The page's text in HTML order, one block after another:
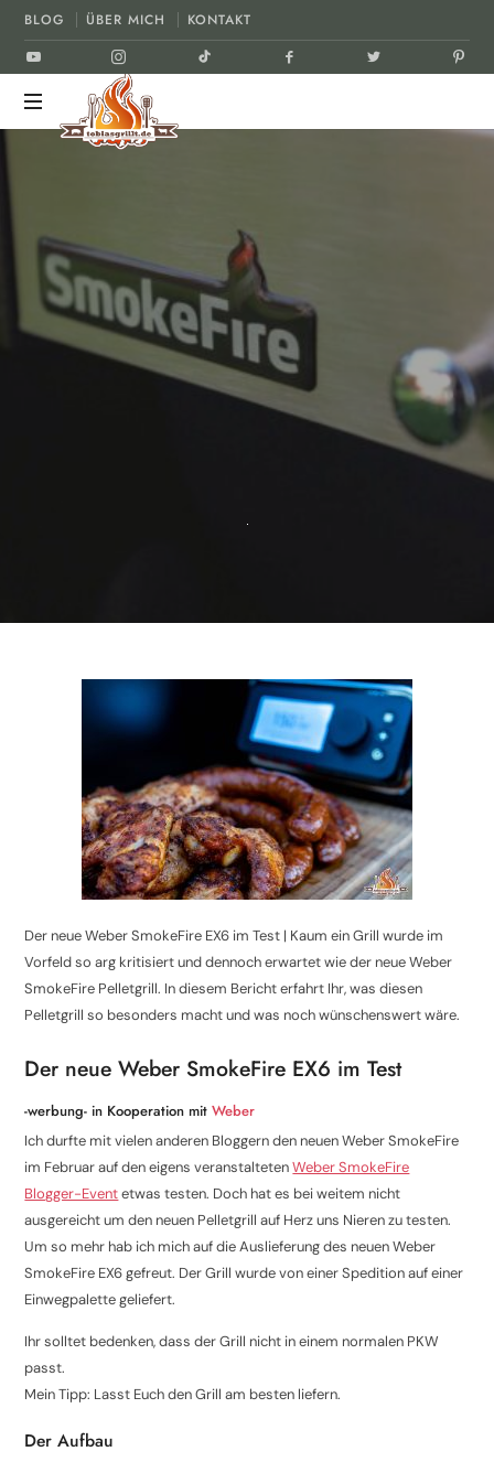
BLOG ÜBER MICH KONTAKT
tobiasgrillt.de
BBQ
Blog
TIPPS & TEST´S
LIKE THIS
Der neue Weber SmokeFire EX6 im Test | Kaum ein Grill wurde im
Vorfeld so arg kritisiert und dennoch erwartet wie der neue Weber
SmokeFire Pelletgrill. In diesem Bericht erfahrt Ihr, was diesen
Pelletgrill so besonders macht und was noch wünschenswert wäre.
Der neue Weber SmokeFire EX6 im Test
-werbung- in Kooperation mitWeber
Ich durfte mit vielen anderen Bloggern den neuen Weber SmokeFire
im Februar auf den eigens veranstaltetenWeber SmokeFire
Blogger-Eventetwas testen. Doch hat es bei weitem nicht
ausgereicht um den neuen Pelletgrill auf Herz uns Nieren zu testen.
Um so mehr hab ich mich auf die Auslieferung des neuen Weber
SmokeFire EX6 gefreut. Der Grill wurde von einer Spedition auf einer
Einwegpalette geliefert.
Ihr solltet bedenken, dass der Grill nicht in einem normalen PKW
passt.
Mein Tipp: Lasst Euch den Grill am besten liefern.
Der Aufbau